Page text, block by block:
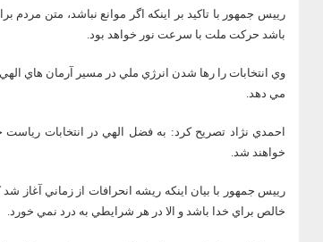
رييس جمهور با تاكيد بر اينكه اگر موانع نباشد، متن
باشد حركت ملت با سرعت نور خواهد بود.
وي انتخابات را رها شدن انرژي ملي در مسير آرمان هاي
مي دهد.
احمدي نژاد تصريح كرد: به فضل الهي در انتخابات
خواهند شد.
رييس جمهور با بيان اينكه ريشه انحرافات از زماني آغاز
خالص براي خدا باشد و الا در هر شرايطي به درد نمي خورد.